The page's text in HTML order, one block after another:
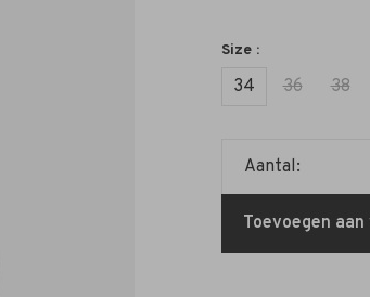
Size :
34 36 38
Aantal:
Toevoegen